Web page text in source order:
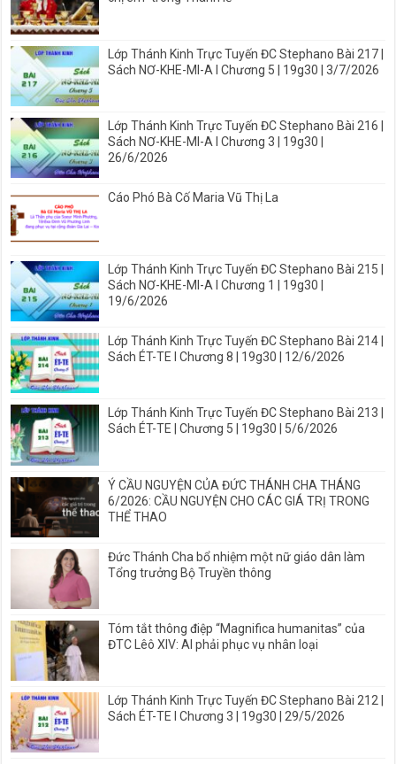
Lớp Thánh Kinh Trực Tuyến ĐC Stephano Bài 217 |
Sách NƠ-KHE-MI-A I Chương 5 | 19g30 | 3/7/2026
Lớp Thánh Kinh Trực Tuyến ĐC Stephano Bài 216 |
Sách NƠ-KHE-MI-A I Chương 3 | 19g30 |
26/6/2026
Cáo Phó Bà Cố Maria Vũ Thị La
Lớp Thánh Kinh Trực Tuyến ĐC Stephano Bài 215 |
Sách NƠ-KHE-MI-A I Chương 1 | 19g30 |
19/6/2026
Lớp Thánh Kinh Trực Tuyến ĐC Stephano Bài 214 |
Sách ÉT-TE I Chương 8 | 19g30 | 12/6/2026
Lớp Thánh Kinh Trực Tuyến ĐC Stephano Bài 213 |
Sách ÉT-TE | Chương 5 | 19g30 | 5/6/2026
Ý CẦU NGUYỆN CỦA ĐỨC THÁNH CHA THÁNG
6/2026: CẦU NGUYỆN CHO CÁC GIÁ TRỊ TRONG
THỂ THAO
Đức Thánh Cha bổ nhiệm một nữ giáo dân làm
Tổng trưởng Bộ Truyền thông
Tóm tắt thông điệp “Magnifica humanitas” của
ĐTC Lêô XIV: AI phải phục vụ nhân loại
Lớp Thánh Kinh Trực Tuyến ĐC Stephano Bài 212 |
Sách ÉT-TE I Chương 3 | 19g30 | 29/5/2026